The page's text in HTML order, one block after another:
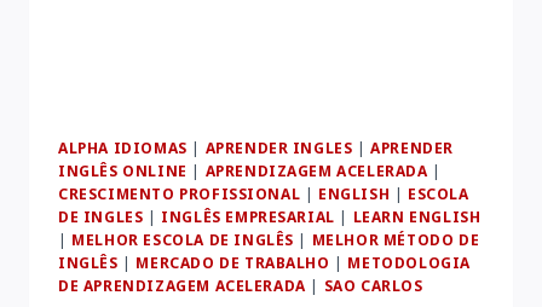
ALPHA IDIOMAS | APRENDER INGLES |APRENDER
INGLÊS ONLINE | APRENDIZAGEM ACELERADA |
CRESCIMENTO PROFISSIONAL | ENGLISH | ESCOLA
DE INGLES | INGLÊS EMPRESARIAL | LEARN ENGLISH
| MELHOR ESCOLA DE INGLÊS | MELHOR MÉTODO DE
INGLÊS | MERCADO DE TRABALHO | METODOLOGIA
DE APRENDIZAGEM ACELERADA | SAO CARLOS